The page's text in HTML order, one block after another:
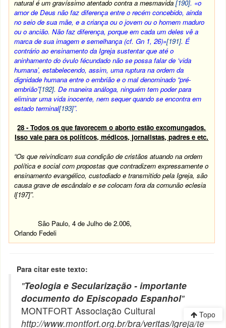
natural é um gravíssimo atentado contra a mesmavida[190]. «o
amor de Deus não faz diferença entre o recém concebido, ainda
no seio de sua mãe, e a criança ou o jovem ou o homem maduro
ou o ancião. Não faz diferença, porque em cada um deles vê a
marca de sua imagem e semelhança (cf. Gn 1, 26)»[191]. É
contrário ao ensinamento da Igreja sustentar que até o
aninhamento do óvulo fécundado não se possa falar de ‘vida
humana’, estabelecendo, assim, uma ruptura na ordem da
dignidade humana entre o embrião e o mal denominado “pré-
embrião”[192]. De maneira análoga, ninguém tem poder para
eliminar uma vida inocente, nem sequer quando se encontra em
estado terminal[193]”.
28 - Todos os que favorecem o aborto estão excomungados.
Isso vale para os políticos, médicos, jornalistas, padres e etc.
“Os que reivindicam sua condição de cristãos atuando na ordem
política e social com propostas que contradizem expressamente o
ensinamento evangélico, custodiado e transmitido pela Igreja, são
causa grave de escândalo e se colocam fora da comunão eclesia
l[197]”.
São Paulo, 4 de Julho de 2.006,
Orlando Fedeli
Para citar este texto:
"Teologia e Secularização - importante
documento do Episcopado Espanhol"
MONTFORT Associação Cultural
http://www.montfort.org.br/bra/veritas/igreja/te
Topo